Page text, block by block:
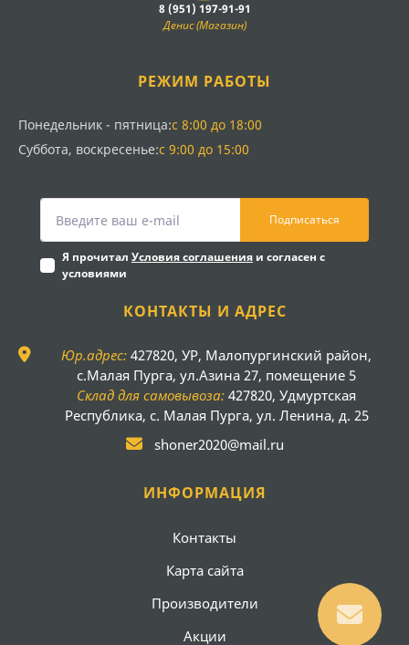
8 (951) 197-91-91
Денис (Магазин)
РЕЖИМ РАБОТЫ
Понедельник - пятница:с 8:00 до 18:00
Суббота, воскресенье:с 9:00 до 15:00
Подписаться
Я прочитал Условия соглашения и согласен с
условиями
КОНТАКТЫ И АДРЕС
Юр.адрес: 427820, УР, Малопургинский район,
с.Малая Пурга, ул.Азина 27, помещение 5
Склад для самовывоза: 427820, Удмуртская
Республика, с. Малая Пурга, ул. Ленина, д. 25
shoner2020@mail.ru
ИНФОРМАЦИЯ
Контакты
Карта сайта
Производители
Акции